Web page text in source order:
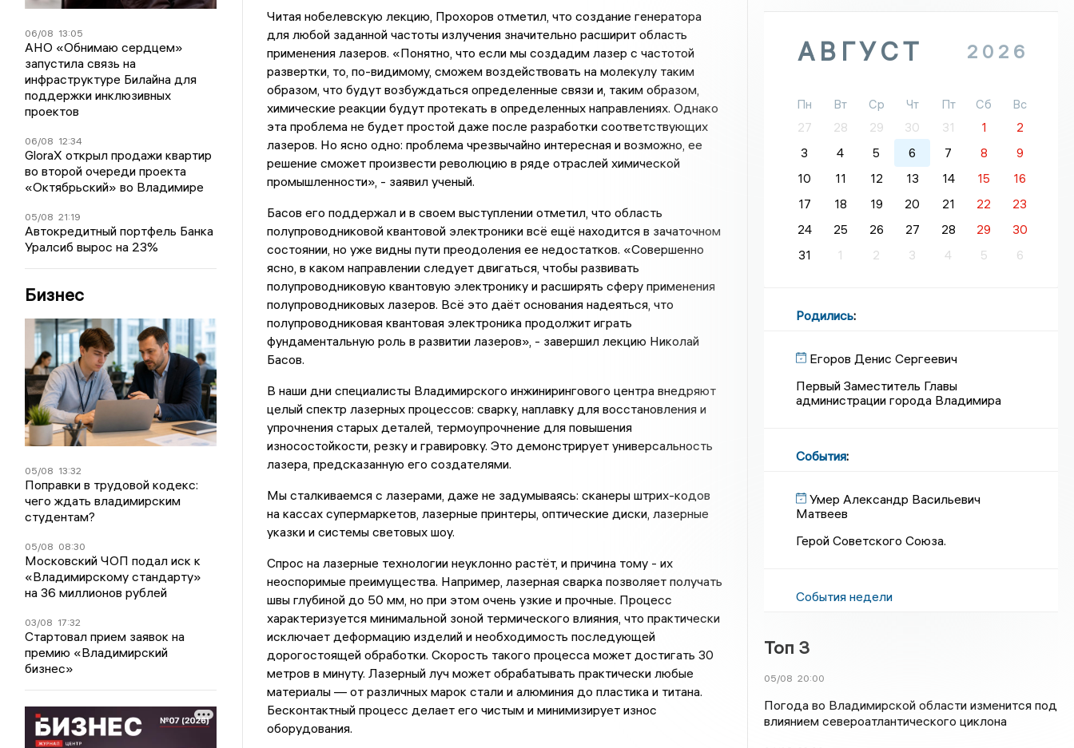
06/08 13:05
АНО «Обнимаю сердцем»
запустила связь на
инфраструктуре Билайна для
поддержки инклюзивных
проектов
06/08 12:34
GloraX открыл продажи квартир
во второй очереди проекта
«Октябрьский» во Владимире
05/08 21:19
Автокредитный портфель Банка
Уралсиб вырос на 23%
Бизнес
05/08 13:32
Поправки в трудовой кодекс:
чего ждать владимирским
студентам?
05/08 08:30
Московский ЧОП подал иск к
«Владимирскому стандарту»
на 36 миллионов рублей
03/08 17:32
Стартовал прием заявок на
премию «Владимирский
бизнес»
Читая нобелевскую лекцию, Прохоров отметил, что создание генератора
для любой заданной частоты излучения значительно расширит область
применения лазеров. «Понятно, что если мы создадим лазер с частотой
развертки, то, по-видимому, сможем воздействовать на молекулу таким
образом, что будут возбуждаться определенные связи и, таким образом,
химические реакции будут протекать в определенных направлениях. Однако
эта проблема не будет простой даже после разработки соответствующих
лазеров. Но ясно одно: проблема чрезвычайно интересная и возможно, ее
решение сможет произвести революцию в ряде отраслей химической
промышленности», - заявил ученый.
Басов его поддержал и в своем выступлении отметил, что область
полупроводниковой квантовой электроники всё ещё находится в зачаточном
состоянии, но уже видны пути преодоления ее недостатков. «Совершенно
ясно, в каком направлении следует двигаться, чтобы развивать
полупроводниковую квантовую электронику и расширять сферу применения
полупроводниковых лазеров. Всё это даёт основания надеяться, что
полупроводниковая квантовая электроника продолжит играть
фундаментальную роль в развитии лазеров», - завершил лекцию Николай
Басов.
В наши дни специалисты Владимирского инжинирингового центра внедряют
целый спектр лазерных процессов: сварку, наплавку для восстановления и
упрочнения старых деталей, термоупрочнение для повышения
износостойкости, резку и гравировку. Это демонстрирует универсальность
лазера, предсказанную его создателями.
Мы сталкиваемся с лазерами, даже не задумываясь: сканеры штрих-кодов
на кассах супермаркетов, лазерные принтеры, оптические диски, лазерные
указки и системы световых шоу.
Спрос на лазерные технологии неуклонно растёт, и причина тому - их
неоспоримые преимущества. Например, лазерная сварка позволяет получать
швы глубиной до 50 мм, но при этом очень узкие и прочные. Процесс
характеризуется минимальной зоной термического влияния, что практически
исключает деформацию изделий и необходимость последующей
дорогостоящей обработки. Скорость такого процесса может достигать 30
метров в минуту. Лазерный луч может обрабатывать практически любые
материалы — от различных марок стали и алюминия до пластика и титана.
Бесконтактный процесс делает его чистым и минимизирует износ
оборудования.
АВГУСТ 2026
Пн Вт Ср Чт Пт Сб
Вс
27
28 29 30 31 1
2
3
4 5 6 7 8
9
10
11 12 13 14 15
16
17
18 19 20 21 22
23
24
25 26 27 28 29
30
31
1 2 3 4 5 6
Родились:
Егоров Денис Сергеевич
Первый Заместитель Главы
администрации города Владимира
События:
Умер Александр Васильевич
Матвеев
Герой Советского Союза.
События недели
Топ 3
05/08 20:00
Погода во Владимирской области изменится под
влиянием североатлантического циклона